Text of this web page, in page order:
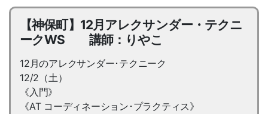
【神保町】12月アレクサンダー・テクニ
ークWS 講師：りやこ
12月のアレクサンダー･テクニーク
12/2（土）
《入門》
《AT コーディネーション･プラクティス》